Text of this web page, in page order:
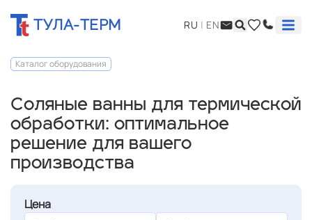
ТУЛА-ТЕРМ RU | EN
Каталог оборудования
Соляные ванны для термической
обработки: оптимальное
решение для вашего
производства
Цена